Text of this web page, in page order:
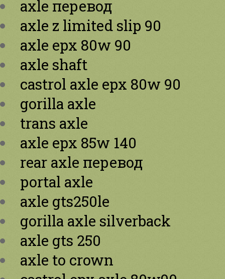
axle перевод
axle z limited slip 90
axle epx 80w 90
axle shaft
castrol axle epx 80w 90
gorilla axle
trans axle
axle epx 85w 140
rear axle перевод
portal axle
axle gts250le
gorilla axle silverback
axle gts 250
axle to crown